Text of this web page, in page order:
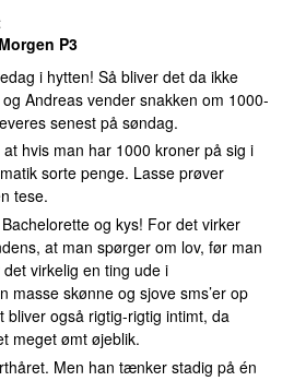
P3
i hytten! Så bliver det da ikke
Andreas vender snakken om 1000-
senest på søndag.
hvis man har 1000 kroner på sig i
sorte penge. Lasse prøver
tese.
og kys! For det virker
at man spørger om lov, før man
virkelig en ting ude i
masse skønne og sjove sms’er op
bliver også rigtig-rigtig intimt, da
meget ømt øjeblik.
Men han tænker stadig på én